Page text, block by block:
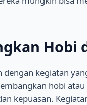
Hobi
dengan kegiatan
hobi
kepuasan.